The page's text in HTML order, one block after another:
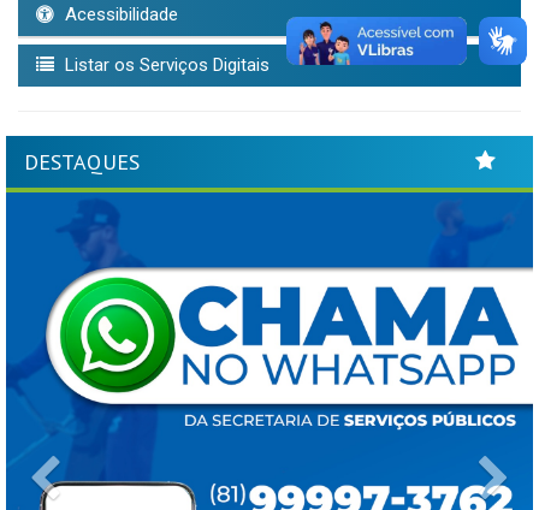
Acessibilidade
Listar os Serviços Digitais
DESTAQUES